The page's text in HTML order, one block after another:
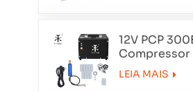
12V PCP
Compressor
portátil
LEIA MAIS